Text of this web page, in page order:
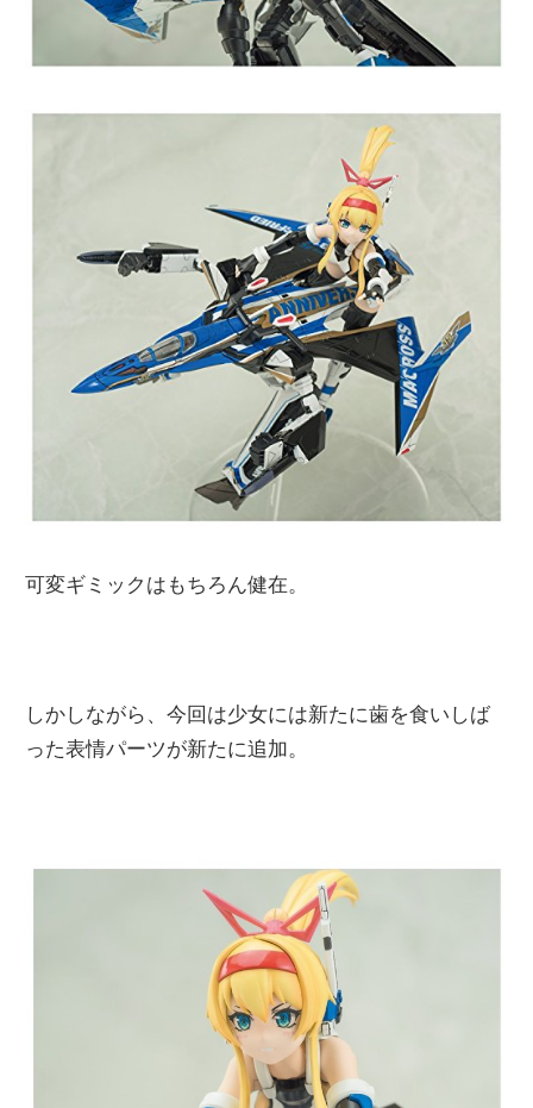
可変ギミックはもちろん健在。
しかしながら、今回は少女には新たに歯を食いしば
った表情パーツが新たに追加。